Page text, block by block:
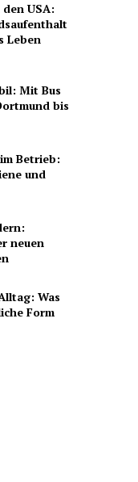
USA:
Leben
Mit Bus
bis
Betrieb:
und
neuen
Was
Form